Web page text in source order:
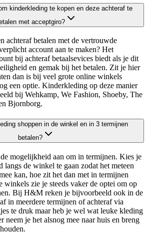
kinderkleding te kopen en deze achteraf te
met acceptgiro?
achteraf betalen met de vertrouwde
account aan te maken? Het
bij achteraf betaalsevices biedt als je dit
en gemak bij het betalen. Zit je hier
dan is bij veel grote online winkels
een optie. Kinderkleding op deze manier
bij Wehkamp, We Fashion, Shoeby, The
Bjornborg.
shoppen in de winkel en in 3 termijnen
betalen?
mogelijkheid aan om in termijnen. Kies je
langs de winkel te gaan zodat het meteen
kan, hoe zit het dan met in termijnen
winkels zie je steeds vaker de optei om op
Bij H&M reken je bijvoorbeeld ook in de
in meerdere termijnen of achteraf via
te druk maar heb je wel wat leuke kleding
neem je het alsnog mee naar huis en breng